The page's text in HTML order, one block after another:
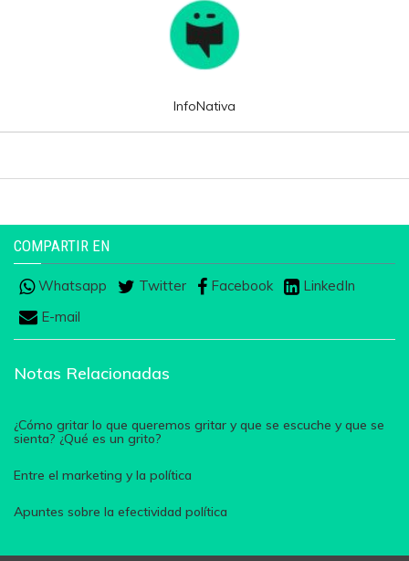
InfoNativa
COMPARTIR EN
Whatsapp Twitter Facebook
LinkedIn
E-mail
Notas Relacionadas
¿Cómo gritar lo que queremos gritar y que se escuche y que se
sienta? ¿Qué es un grito?
Entre el marketing y la política
Apuntes sobre la efectividad política